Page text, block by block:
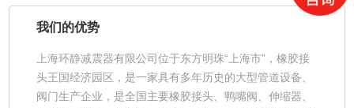
我们的优势
上海环静减震器有限公司位于东方明珠“上海市”，橡胶接
头王国经济园区，是一家具有多年历史的大型管道设备、
阀门生产企业，是全国主要橡胶接头、鸭嘴阀、伸缩器、